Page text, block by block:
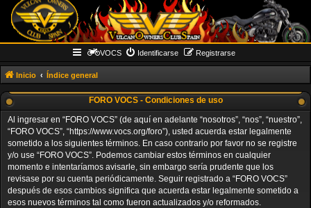
VOCS Identificarse Registrarse
Inicio Índice general
FORO VOCS - Condiciones de uso
Al ingresar en “FORO VOCS” (de aquí en adelante “nosotros”, “nos”, “nuestro”,
“FORO VOCS”, “https://www.vocs.org/foro”), usted acuerda estar legalmente
sometido a los siguientes términos. En caso contrario por favor no se registre
y/o use “FORO VOCS”. Podemos cambiar estos términos en cualquier
momento e intentaríamos avisarle, sin embargo sería prudente que los
revisase por su cuenta periódicamente. Seguir registrado a “FORO VOCS”
después de esos cambios significa que acuerda estar legalmente sometido a
esos nuevos términos tal como fueron actualizados y/o reformados.